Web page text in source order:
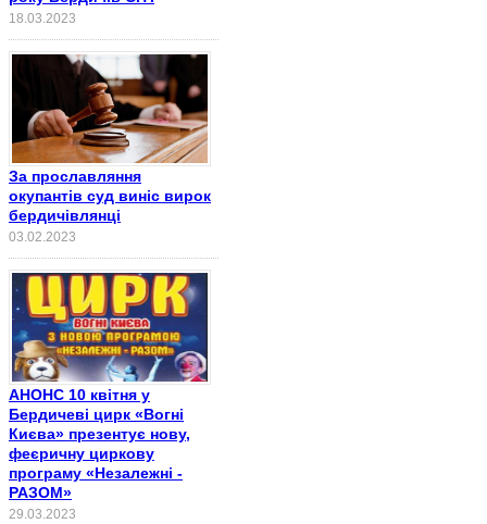
18.03.2023
За прославляння
окупантів суд виніс вирок
бердичівлянці
03.02.2023
АНОНС 10 квітня у
Бердичеві цирк «Вогні
Києва» презентує нову,
феєричну циркову
програму «Незалежні -
РАЗОМ»
29.03.2023